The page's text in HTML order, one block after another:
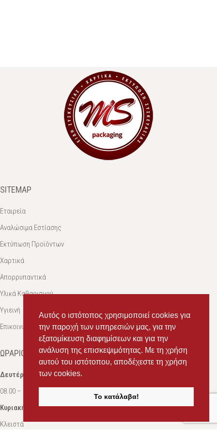
Αυτός ο ιστότοπος χρησιμοποιεί cookies για
την παροχή των υπηρεσιών μας, για την
εξατομίκευση διαφημίσεων και για την
ανάλυση της επισκεψιμότητας. Με τη χρήση
αυτού του ιστότοπου, αποδέχεστε τη χρήση
των cookies.
Το κατάλαβα!
SITEMAP
Εταιρεία
Αναλώσιμα Εστίασης
Εκτύπωση Προϊόντων
Χαρτικά
Απορρυπαντικά
Υλικά Καθαρισμού
Υγιεινή
Επικοινωνία
ΩΡΆΡΙΟ
Δευτέρα-Σάββατο:
08.00 – 16.00
Κυριακή:
Κλειστά